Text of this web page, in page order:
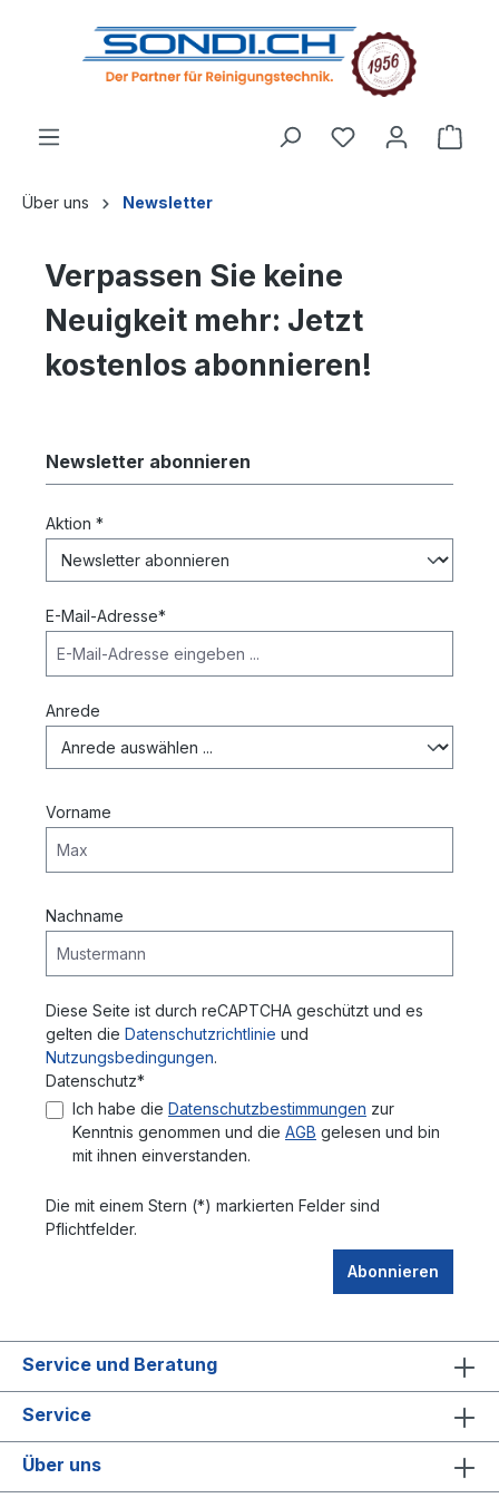
springen
Über uns Newsletter
Verpassen Sie keine
Neuigkeit mehr: Jetzt
kostenlos abonnieren!
Newsletter abonnieren
Aktion *
E-Mail-Adresse*
Anrede
Vorname
Nachname
Diese Seite ist durch reCAPTCHA geschützt und es
gelten die Datenschutzrichtlinie und
Nutzungsbedingungen.
Datenschutz*
Ich habe die Datenschutzbestimmungen zur
Kenntnis genommen und die AGB gelesen und bin
mit ihnen einverstanden.
Die mit einem Stern (*) markierten Felder sind
Pflichtfelder.
Abonnieren
Service und Beratung
Service
Über uns